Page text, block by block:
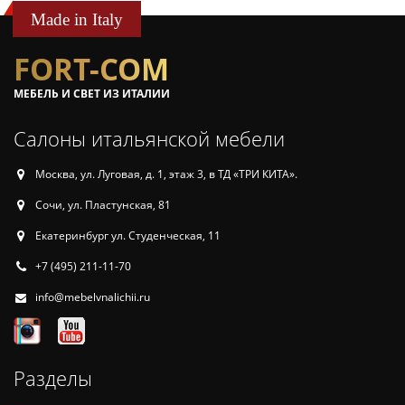
Made in Italy
FORT-COM
МЕБЕЛЬ И СВЕТ ИЗ ИТАЛИИ
Салоны итальянской мебели
Москва, ул. Луговая, д. 1, этаж 3, в ТД «ТРИ КИТА».
Сочи, ул. Пластунская, 81
Екатеринбург ул. Студенческая, 11
+7 (495) 211-11-70
info@mebelvnalichii.ru
Разделы